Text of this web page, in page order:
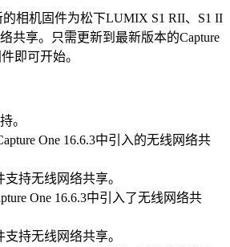
的相机固件为松下LUMIX S1 RII、S1 II
共享。只需更新到最新版本的Capture
即可开始。
。
One 16.6.3中引入的无线网络共
持无线网络共享。
One 16.6.3中引入了无线网络共
持无线网络共享。